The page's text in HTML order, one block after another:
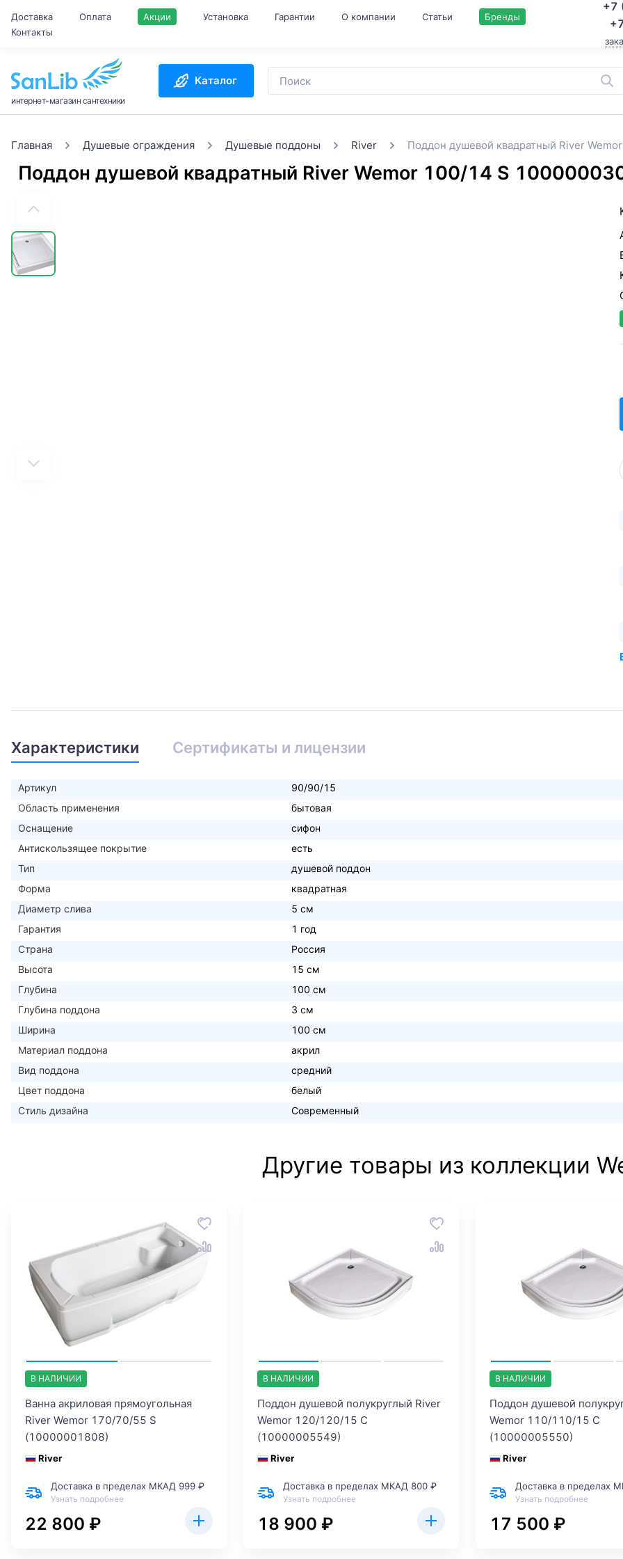
Доставка Оплата Акции Установка Гарантии О компании Статьи
Бренды
Контакты
+7
интернет-магазин сантехники
Каталог
Главная Душевые ограждения Душевые поддоны River Поддон душевой квадратный River
Поддон душевой квадратный River Wemor 100/14 S
Характеристики Сертификаты и лицензии
Артикул
90/90/15
Область применения
бытовая
Оснащение
сифон
Антискользящее покрытие
есть
Тип
душевой поддон
Форма
квадратная
Диаметр слива
5 см
Гарантия
1 год
Страна
Россия
Высота
15 см
Глубина
100 см
Глубина поддона
3 см
Ширина
100 см
Материал поддона
акрил
Вид поддона
средний
Цвет поддона
белый
Стиль дизайна
Современный
Другие товары из коллекции
В НАЛИЧИИ
Ванна акриловая прямоугольная
River Wemor 170/70/55 S
(10000001808)
River
Доставка в пределах МКАД 999 ₽
Узнать подробнее
22 800 ₽
В НАЛИЧИИ
Поддон душевой полукруглый River
Wemor 120/120/15 C
(10000005549)
River
Доставка в пределах МКАД 800 ₽
Узнать подробнее
18 900 ₽
В НАЛИЧИИ
Поддон душевой
Wemor 110/110/15 C
(10000005550)
River
Доставка в пределах
Узнать подробнее
17 500 ₽